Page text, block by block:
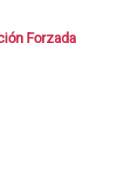
Forzada